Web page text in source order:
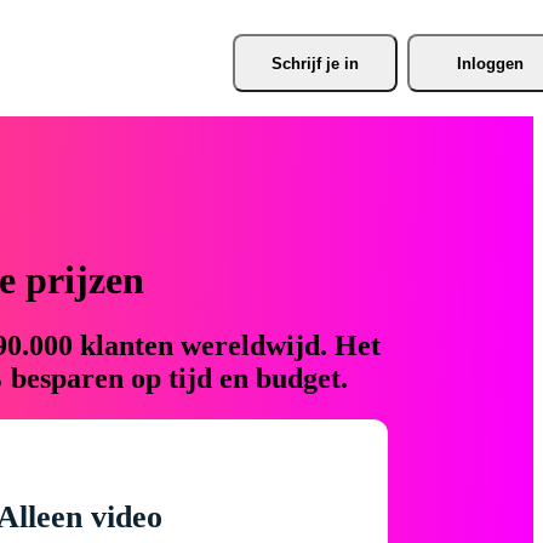
Schrijf je in Inloggen
prijzen
klanten wereldwijd. Het
op tijd en budget.
video